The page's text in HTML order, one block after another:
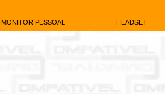
MONITOR PESSOAL HEADSET